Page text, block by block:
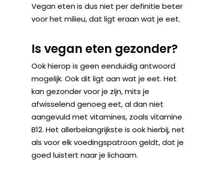
Vegan eten is dus niet per definitie beter
voor het milieu, dat ligt eraan wat je eet.
Is vegan eten gezonder?
Ook hierop is geen eenduidig antwoord
mogelijk. Ook dit ligt aan wat je eet. Het
kan gezonder voor je zijn, mits je
afwisselend genoeg eet, al dan niet
aangevuld met vitamines, zoals vitamine
B12. Het allerbelangrijkste is ook hierbij, net
als voor elk voedingspatroon geldt, dat je
goed luistert naar je lichaam.